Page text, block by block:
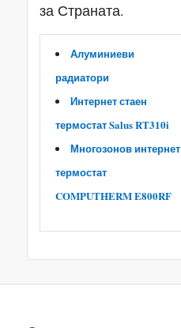
за Страната.
Алуминиеви
радиатори
Интернет стаен
термостат Salus RT310i
Многозонов интернет
термостат
COMPUTHERM E800RF